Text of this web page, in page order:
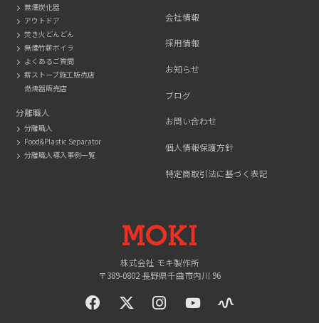
無煙炭化器
アウトドア
焚き火どんどん
無煙竹薪ボイラ
よくあるご質問
薪ストーブ施工販売店
燃焼器販売店
分離職人
分離職人
Food&Plastic Separator
分離職人導入事例一覧
会社情報
採用情報
お知らせ
ブログ
お問い合わせ
個人情報保護方針
特定商取引法に基づく表記
MOKI
株式会社 モキ製作所
〒389-0802 長野県千曲市内川 96